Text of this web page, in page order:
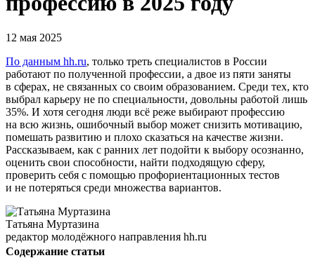
12 мая 2025
По данным hh.ru, только треть специалистов в России
работают по полученной профессии, а двое из пяти заняты
в сферах, не связанных со своим образованием. Среди тех, кто
выбрал карьеру не по специальности, довольны работой лишь
35%. И хотя сегодня люди всё реже выбирают профессию
на всю жизнь, ошибочный выбор может снизить мотивацию,
помешать развитию и плохо сказаться на качестве жизни.
Рассказываем, как с ранних лет подойти к выбору осознанно,
оценить свои способности, найти подходящую сферу,
проверить себя с помощью профориентационных тестов
и не потеряться среди множества вариантов.
Татьяна Муртазина
редактор молодёжного направления hh.ru
Содержание статьи